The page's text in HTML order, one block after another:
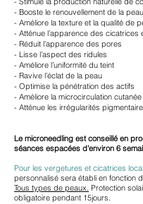
- Booste le renouvellement de la peau
- Améliore la texture et la qualité de
- Atténue l’apparence des cicatrices
- Réduit l’apparence des pores
- Lisse l’aspect des ridules
- Améliore l’uniformité du teint
- Ravive l’éclat de la peau
- Optimise la pénétration des actifs
- Améliore la microcirculation cutanée
- Atténue les irrégularités
Le microneedling est conseillé en
séances espacées d'environ 6
Pour les vergetures et cicatrices
personnalisé sera établi en fonction
Tous types de peaux. Protection
obligatoire pendant 15jours.